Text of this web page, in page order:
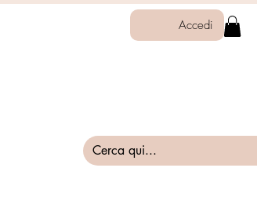
Accedi